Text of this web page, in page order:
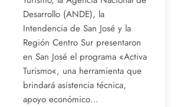
Desarrollo (ANDE), la
Intendencia de San José y la
Región Centro Sur presentaron
en San José el programa «Activa
Turismo«, una herramienta que
brindará asistencia técnica,
apoyo económico…